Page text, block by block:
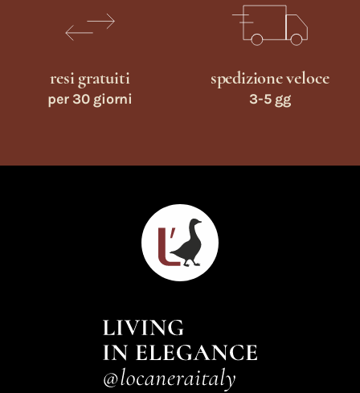
resi gratuiti
per 30 giorni
spedizione veloce
3-5 gg